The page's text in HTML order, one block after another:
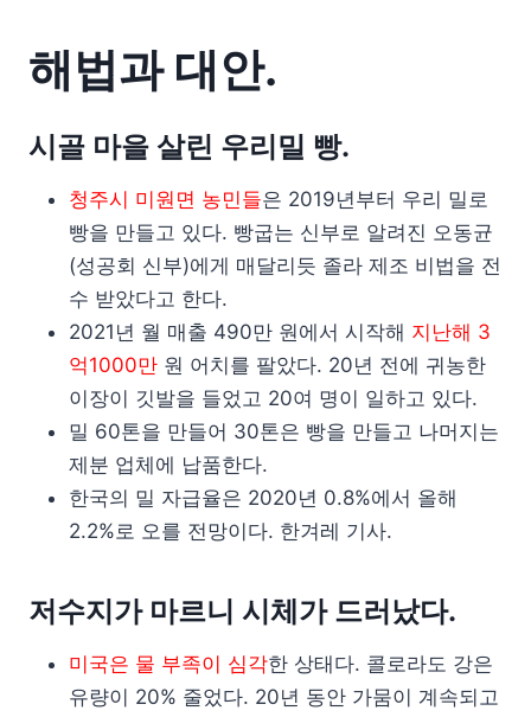
해법과 대안.
시골 마을 살린 우리밀 빵.
청주시 미원면 농민들은 2019년부터 우리 밀로
빵을 만들고 있다. 빵굽는 신부로 알려진 오동균
(성공회 신부)에게 매달리듯 졸라 제조 비법을 전
수 받았다고 한다.
2021년 월 매출 490만 원에서 시작해 지난해 3
억1000만 원 어치를 팔았다. 20년 전에 귀농한
이장이 깃발을 들었고 20여 명이 일하고 있다.
밀 60톤을 만들어 30톤은 빵을 만들고 나머지는
제분 업체에 납품한다.
한국의 밀 자급율은 2020년 0.8%에서 올해
2.2%로 오를 전망이다. 한겨레 기사.
저수지가 마르니 시체가 드러났다.
미국은 물 부족이 심각한 상태다. 콜로라도 강은
유량이 20% 줄었다. 20년 동안 가뭄이 계속되고